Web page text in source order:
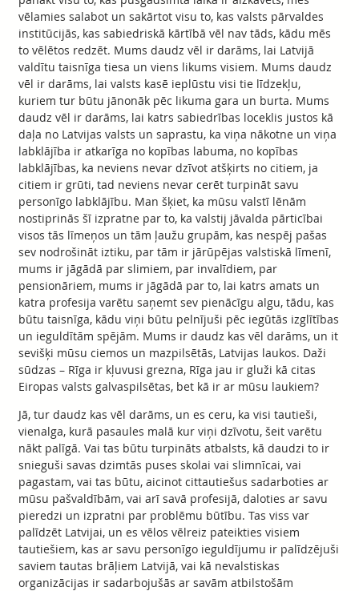
vēlamies salabot un sakārtot visu to, kas valsts pārvaldes
institūcijās, kas sabiedriskā kārtībā vēl nav tāds, kādu mēs
to vēlētos redzēt. Mums daudz vēl ir darāms, lai Latvijā
valdītu taisnīga tiesa un viens likums visiem. Mums daudz
vēl ir darāms, lai valsts kasē ieplūstu visi tie līdzekļu,
kuriem tur būtu jānonāk pēc likuma gara un burta. Mums
daudz vēl ir darāms, lai katrs sabiedrības loceklis justos kā
daļa no Latvijas valsts un saprastu, ka viņa nākotne un viņa
labklājība ir atkarīga no kopības labuma, no kopības
labklājības, ka neviens nevar dzīvot atšķirts no citiem, ja
citiem ir grūti, tad neviens nevar cerēt turpināt savu
personīgo labklājību. Man šķiet, ka mūsu valstī lēnām
nostiprinās šī izpratne par to, ka valstij jāvalda pārticībai
visos tās līmeņos un tām ļaužu grupām, kas nespēj pašas
sev nodrošināt iztiku, par tām ir jārūpējas valstiskā līmenī,
mums ir jāgādā par slimiem, par invalīdiem, par
pensionāriem, mums ir jāgādā par to, lai katrs amats un
katra profesija varētu saņemt sev pienācīgu algu, tādu, kas
būtu taisnīga, kādu viņi būtu pelnījuši pēc iegūtās izglītības
un ieguldītām spējām. Mums ir daudz kas vēl darāms, un it
sevišķi mūsu ciemos un mazpilsētās, Latvijas laukos. Daži
sūdzas – Rīga ir kļuvusi grezna, Rīga jau ir gluži kā citas
Eiropas valsts galvaspilsētas, bet kā ir ar mūsu laukiem?
Jā, tur daudz kas vēl darāms, un es ceru, ka visi tautieši,
vienalga, kurā pasaules malā kur viņi dzīvotu, šeit varētu
nākt palīgā. Vai tas būtu turpināts atbalsts, kā daudzi to ir
snieguši savas dzimtās puses skolai vai slimnīcai, vai
pagastam, vai tas būtu, aicinot cittautiešus sadarboties ar
mūsu pašvaldībām, vai arī savā profesijā, daloties ar savu
pieredzi un izpratni par problēmu būtību. Tas viss var
palīdzēt Latvijai, un es vēlos vēlreiz pateikties visiem
tautiešiem, kas ar savu personīgo ieguldījumu ir palīdzējuši
saviem tautas brāļiem Latvijā, vai kā nevalstiskas
organizācijas ir sadarbojušās ar savām atbilstošām